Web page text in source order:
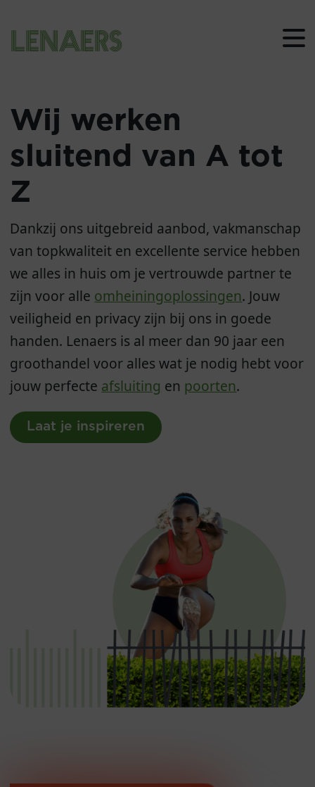
Lenaers
Wij werken
sluitend van A tot
Z
Dankzij ons uitgebreid aanbod, vakmanschap
van topkwaliteit en excellente service hebben
we alles in huis om je vertrouwde partner te
zijn voor alle omheiningoplossingen. Jouw
veiligheid en privacy zijn bij ons in goede
handen. Lenaers is al meer dan 90 jaar een
groothandel voor alles wat je nodig hebt voor
jouw perfecte afsluiting en poorten.
Laat je inspireren